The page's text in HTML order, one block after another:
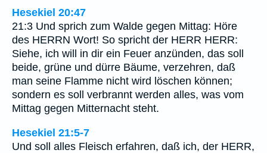
Hesekiel 20:47
21:3 Und sprich zum Walde gegen Mittag: Höre
des HERRN Wort! So spricht der HERR HERR:
Siehe, ich will in dir ein Feuer anzünden, das soll
beide, grüne und dürre Bäume, verzehren, daß
man seine Flamme nicht wird löschen können;
sondern es soll verbrannt werden alles, was vom
Mittag gegen Mitternacht steht.
Hesekiel 21:5-7
Und soll alles Fleisch erfahren, daß ich, der HERR,